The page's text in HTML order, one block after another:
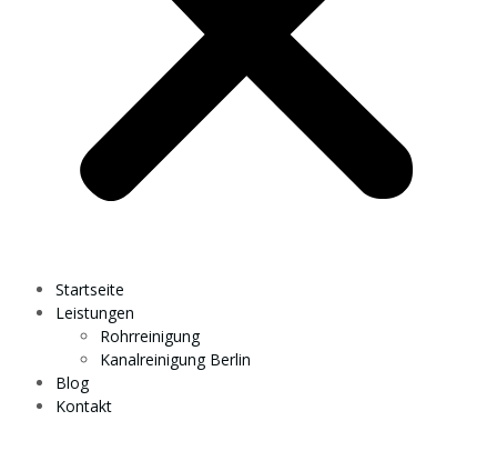
Startseite
Leistungen
Rohrreinigung
Kanalreinigung Berlin
Blog
Kontakt